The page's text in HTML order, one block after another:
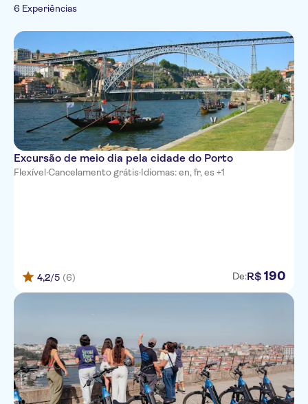
Tours de patinete elétrico
Cultura e história
Espanhol
Italiano
Japonês
6 Experiências
Excursão de meio dia pela cidade do Porto
Flexível·Cancelamento grátis·Idiomas: en, fr, es +1
4,2/5 (6) De:R$ 190